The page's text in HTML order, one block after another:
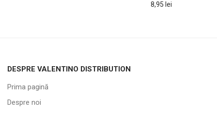
8,95 lei
DESPRE VALENTINO DISTRIBUTION
Prima pagină
Despre noi